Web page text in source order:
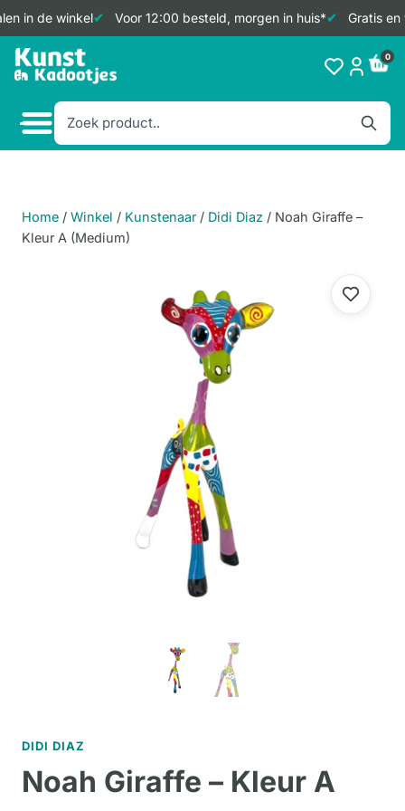
in de winkel Voor 12:00 besteld, morgen in huis* Gratis en
Doorgaan
naar
0
Home / Winkel / Kunstenaar / Didi Diaz / Noah Giraffe –
Kleur A (Medium)
DIDI DIAZ
Noah Giraffe – Kleur A